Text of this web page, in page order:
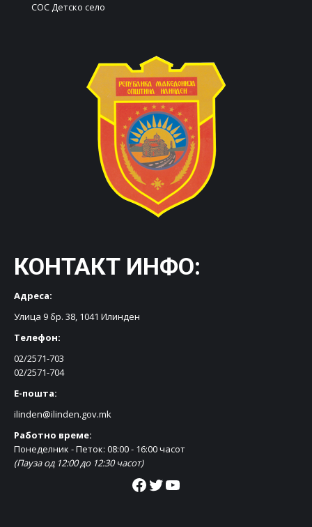
СОС Детско село
КОНТАКТ ИНФО:
Адреса:
Улица 9 бр. 38, 1041 Илинден
Телефон:
02/2571-703
02/2571-704
Е-пошта:
ilinden@ilinden.gov.mk
Работно време:
Понеделник - Петок: 08:00 - 16:00 часот
(Пауза од 12:00 до 12:30 часот)
Facebook Twitter YouTube